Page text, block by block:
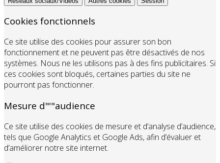
Cookies fonctionnels
Ce site utilise des cookies pour assurer son bon
fonctionnement et ne peuvent pas être désactivés de nos
systèmes. Nous ne les utilisons pas à des fins publicitaires. Si
ces cookies sont bloqués, certaines parties du site ne
pourront pas fonctionner.
Mesure d"'"audience
Ce site utilise des cookies de mesure et d’analyse d’audience,
tels que Google Analytics et Google Ads, afin d’évaluer et
d’améliorer notre site internet.